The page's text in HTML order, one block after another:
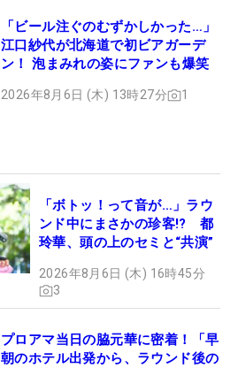
「ビール注ぐのむずかしかった…」
江口紗代が北海道で初ビアガーデ
ン！ 泡まみれの姿にファンも爆笑
2026年8月6日 (木) 13時27分 1
「ボトッ！って音が…」ラウ
ンド中にまさかの珍客!? 都
玲華、頭の上のセミと“共演”
2026年8月6日 (木) 16時45分
3
プロアマ当日の脇元華に密着！「早
朝のホテル出発から、ラウンド後の